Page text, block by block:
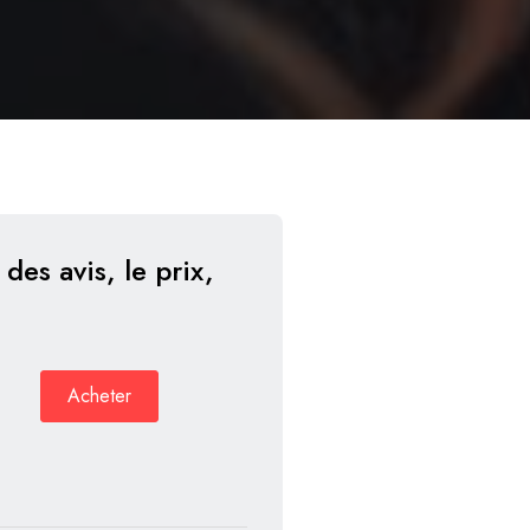
avis, le prix,
Acheter